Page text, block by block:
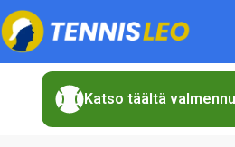
Skip
to
content
Katso täältä